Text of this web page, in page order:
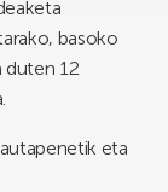
basoko
duten 12
eta